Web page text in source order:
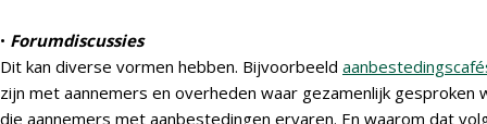
• Forumdiscussies
Dit kan diverse vormen hebben. Bijvoorbeeld
zijn met aannemers en overheden waar gezamenlijk
die aannemers met aanbestedingen ervaren. En waarom dat